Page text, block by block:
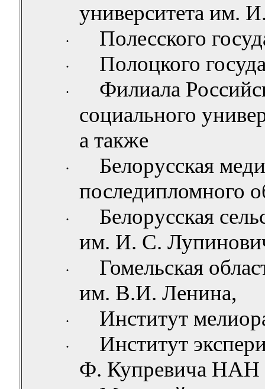
университета им.
· Полесского
· Полоцкого
·
Филиала
социального
а также
·
Белорусская
последипломного
·
Белорусская
им. И. С.
·
Гомельская
им. В.И. Ленина,
· Институт
·
Институт
Ф. Купревича НАН